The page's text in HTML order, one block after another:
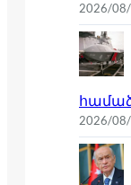
2026/
2026/